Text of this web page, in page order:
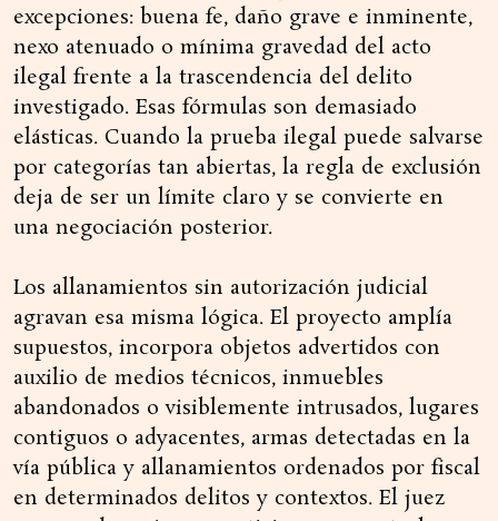
excepciones: buena fe, daño grave e inminente,
nexo atenuado o mínima gravedad del acto
ilegal frente a la trascendencia del delito
investigado. Esas fórmulas son demasiado
elásticas. Cuando la prueba ilegal puede salvarse
por categorías tan abiertas, la regla de exclusión
deja de ser un límite claro y se convierte en
una negociación posterior.
Los allanamientos sin autorización judicial
agravan esa misma lógica. El proyecto amplía
supuestos, incorpora objetos advertidos con
auxilio de medios técnicos, inmuebles
abandonados o visiblemente intrusados, lugares
contiguos o adyacentes, armas detectadas en la
vía pública y allanamientos ordenados por fiscal
en determinados delitos y contextos. El juez